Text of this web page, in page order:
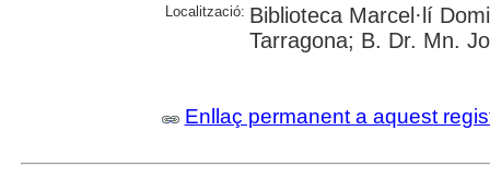
Localització: Biblioteca Marcel·lí
Tarragona; B. Dr. Mn.
Enllaç permanent a aquest